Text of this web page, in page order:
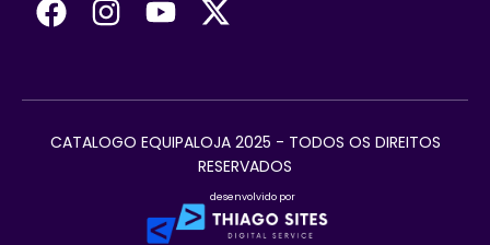
CATALOGO EQUIPALOJA 2025 - TODOS OS DIREITOS
RESERVADOS
desenvolvido por